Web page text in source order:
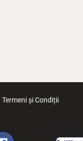
Termeni și Condiții